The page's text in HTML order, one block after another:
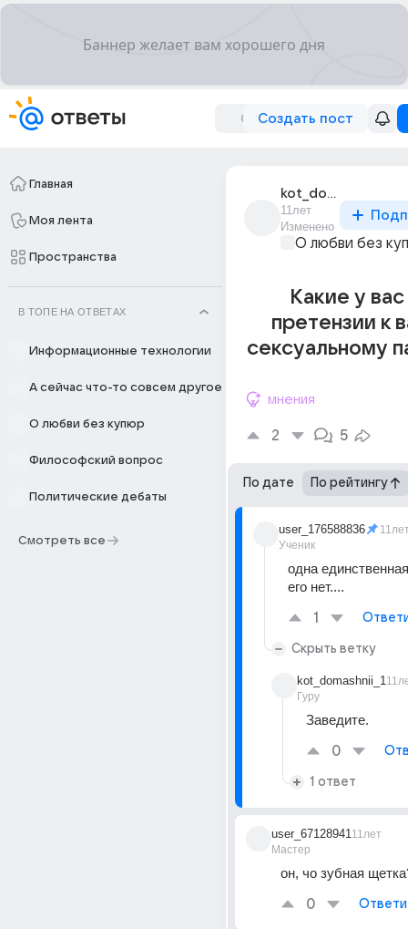
Создать пост
Главная
Моя лента
Пространства
В ТОПЕ НА ОТВЕТАХ
Информационные технологии
А сейчас что-то совсем другое
О любви без купюр
Философский вопрос
Политические дебаты
Смотреть все
kot_domashnii_1
11лет
Изменено
О любви без
Какие у
претензии к
сексуальному
мнения
2 5
По дате По рейтингу
user_176588836
Ученик
одна
его нет....
1
Скрыть ветку
kot_domashnii_1
Гуру
Заведите.
0
1 ответ
user_67128941
Мастер
11лет
он, чо зубная
0